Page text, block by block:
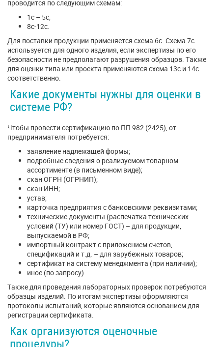
проводится по следующим схемам:
1с – 5с;
8с-12с.
Для поставки продукции применяется схема 6с. Схема 7с
используется для одного изделия, если экспертизы по его
безопасности не предполагают разрушения образцов. Также
для оценки типа или проекта применяются схема 13с и 14с
соответственно.
Какие документы нужны для оценки в
системе РФ?
Чтобы провести сертификацию по ПП 982 (2425), от
предпринимателя потребуется:
заявление надлежащей формы;
подробные сведения о реализуемом товарном
ассортименте (в письменном виде);
скан ОГРН (ОГРНИП);
скан ИНН;
устав;
карточка предприятия с банковскими реквизитами;
технические документы (распечатка технических
условий (ТУ) или номер ГОСТ) – для продукции,
выпускаемой в РФ;
импортный контракт с приложением счетов,
спецификаций и т.д. – для зарубежных товаров;
сертификат на систему менеджмента (при наличии);
иное (по запросу).
Также для проведения лабораторных проверок потребуются
образцы изделий. По итогам экспертизы оформляются
протоколы испытаний, которые являются основанием для
регистрации сертификата.
Как организуются оценочные
процедуры?